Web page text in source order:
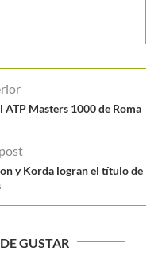
ATP Masters 1000 de Roma
y Korda logran el título de
GUSTAR